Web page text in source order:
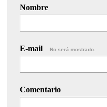
Nombre
E-mail No será mostrado.
Comentario